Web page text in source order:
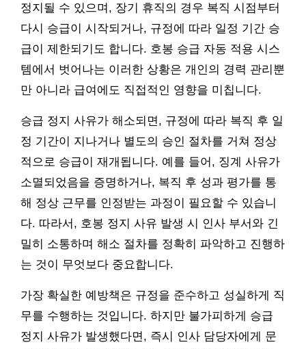
정지될 수 있으며, 장기 휴직의 경우 복직 시점부터
다시 승급이 시작되거나, 규정에 따라 일정 기간 승
급이 제한되기도 합니다. 호봉 승급 자동 적용 시스
템에서 벗어나는 이러한 상황은 개인의 경력 관리뿐
만 아니라 급여에도 직접적인 영향을 미칩니다.
승급 정지 사유가 해소되면, 규정에 따라 복직 후 일
정 기간이 지나거나 별도의 승인 절차를 거쳐 정상
적으로 승급이 재개됩니다. 예를 들어, 징계 사유가
소멸되었음을 증명하거나, 복직 후 성과 평가를 통
해 정상 근무를 인정받는 과정이 필요할 수 있습니
다. 따라서, 호봉 정지 사유 발생 시 인사 부서와 긴
밀히 소통하며 해소 절차를 정확히 파악하고 진행하
는 것이 무엇보다 중요합니다.
가장 확실한 예방책은 규정을 준수하고 성실하게 직
무를 수행하는 것입니다. 하지만 불가피하게 승급
정지 사유가 발생했다면, 즉시 인사 담당자에게 문